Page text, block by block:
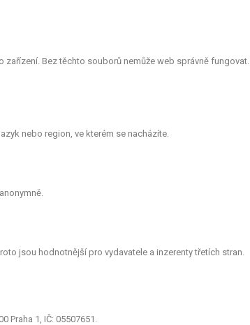
Bez těchto souborů nemůže web správně fungovat.
nebo region, ve kterém se nacházíte.
jsou hodnotnější pro vydavatele a inzerenty třetích stran.
1, IČ: 05507651.